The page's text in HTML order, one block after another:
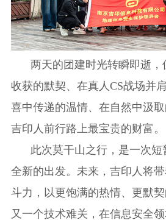
两天的团建时光转瞬即逝，
收获的默契、在真人CS战场并
喜中传递的温情、在自然中汲
吉印人前行路上最宝贵的财富。
此次莫干山之行，是一次
全新的出发。未来，吉印人将
斗力，以更饱满的热情、更默
又一个技术难关，在信息安全